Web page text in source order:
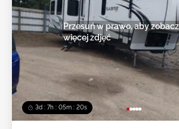
3d : 7h : 05m : 19s
Przesuń w prawo, aby
więcej zdjęć